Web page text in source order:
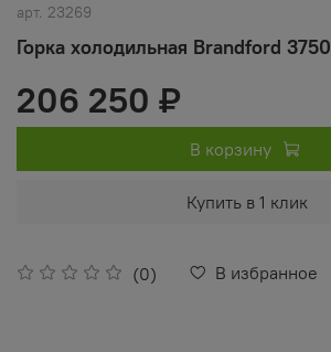
арт. 23269
Горка холодильная Brandford 3750
(0) В избранное
206 250 ₽
В корзину
Купить в 1 клик